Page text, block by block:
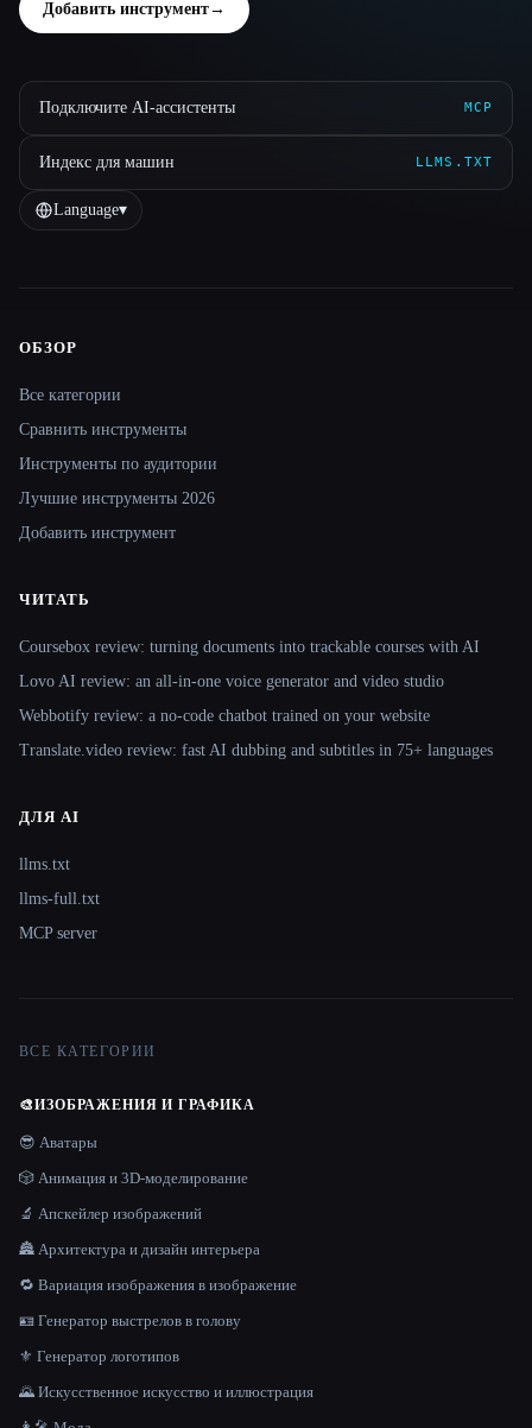
Добавить инструмент→
Подключите AI-ассистенты MCP
Индекс для машин LLMS.TXT
Language▾
Site navigation
ОБЗОР
Все категории
Сравнить инструменты
Инструменты по аудитории
Лучшие инструменты 2026
Добавить инструмент
ЧИТАТЬ
Coursebox review: turning documents into trackable courses with AI
Lovo AI review: an all-in-one voice generator and video studio
Webbotify review: a no-code chatbot trained on your website
Translate.video review: fast AI dubbing and subtitles in 75+ languages
ДЛЯ AI
llms.txt
llms-full.txt
MCP server
ВСЕ КАТЕГОРИИ
🎨ИЗОБРАЖЕНИЯ И ГРАФИКА
😎 Аватары
🎲 Анимация и 3D-моделирование
🔬 Апскейлер изображений
🏯 Архитектура и дизайн интерьера
🔁 Вариация изображения в изображение
🪪 Генератор выстрелов в голову
⚜️ Генератор логотипов
🌄 Искусственное искусство и иллюстрация